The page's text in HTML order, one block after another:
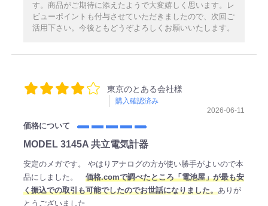
す。商品がご期待に添えたようで大変嬉しく思います。レ
ビューポイントも付与させていただきましたので、次回ご
活用下さい。今後ともどうぞよろしくお願いいたします。
東京のとある会社様
購入確認済み
2026-06-11
価格について
MODEL 3145A 共立電気計器
安定のメガです。 やはりアナログの方が使い勝手がよいので本
品にしました。 価格.comで調べたところ「電池屋」が最も安
く振込での取引も可能でしたのでお世話になりました。ありが
とうございました